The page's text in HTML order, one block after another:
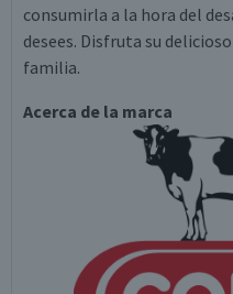
consumirla a la hora del
desees. Disfruta su
familia.
Acerca de la marca